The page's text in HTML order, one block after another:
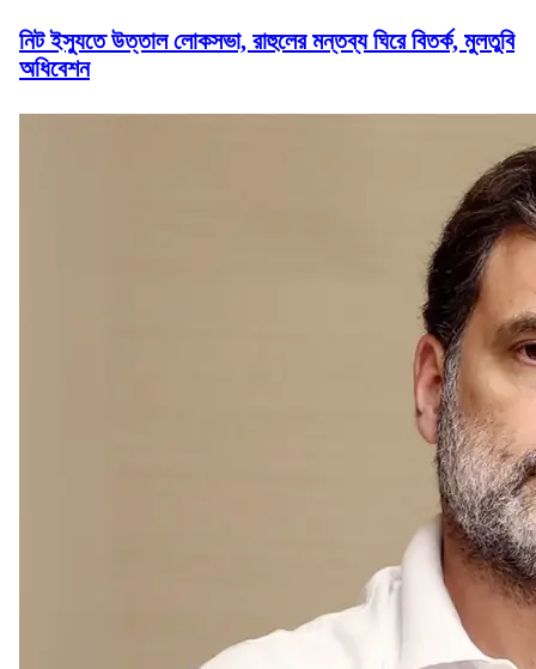
নিট ইস্যুতে উত্তাল লোকসভা, রাহুলের মন্তব্য ঘিরে বিতর্ক, মুলতুবি
অধিবেশন